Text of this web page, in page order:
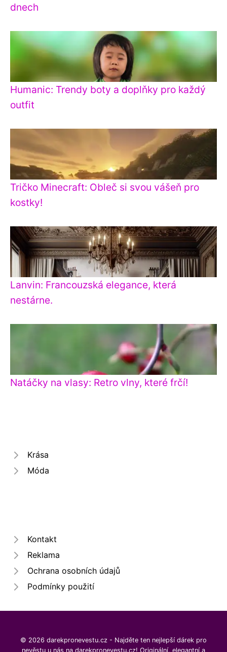
dnech
Humanic: Trendy boty a doplňky pro každý
outfit
Tričko Minecraft: Obleč si svou vášeň pro
kostky!
Lanvin: Francouzská elegance, která
nestárne.
Natáčky na vlasy: Retro vlny, které frčí!
Krása
Móda
Kontakt
Reklama
Ochrana osobních údajů
Podmínky použití
© 2026 darekpronevestu.cz - Najděte ten nejlepší dárek pro
nevěstu u nás na darekpronevestu.cz! Originální, elegantní a